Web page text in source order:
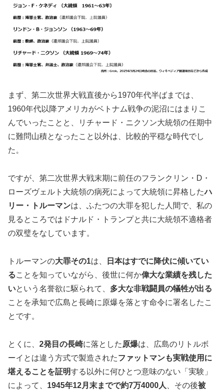
まず、第二次世界大戦直後から1970年代半ばまでは、
1960年代以降アメリカがベトナム戦争の泥沼にはまりこ
んでいったことと、リチャード・ニクソン大統領の任期中
に難問山積となったこと以外は、比較的平穏な時代でし
た。
ですが、第二次世界大戦末期に前任のフランクリン・D・
ローズヴェルト大統領の病死によって大統領に昇格したハ
リー・トルーマンは、ふたつの大罪を犯した人間で、私の
見るところではドナルド・トランプと共に大統領不適格者
の双璧をなしています。
トルーマンの大罪その1は、
日本はすでに降伏に傾いてい
ることを知っていながら、後世に何か偉大な業績を残した
いという名誉欲に駆られて、 多大な非戦闘員の犠牲が出る
ことを承知で広島と長崎に原爆を落とす命令に署名したこ
とです。
とくに、 2発目の長崎に落とした 原爆は、広島のリトルボ
ーイとは違う方式で製造されたファットマンも実戦使用に
堪えることを証明する以外に何ひとつ意味のない「実験」
によって、 1945年12月末までで約7万4000人 、その後被